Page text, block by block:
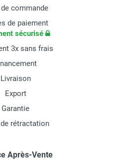
commande
de paiement
sécurisé
3x sans frais
Livraison
Export
Garantie
rétractation
Après-Vente